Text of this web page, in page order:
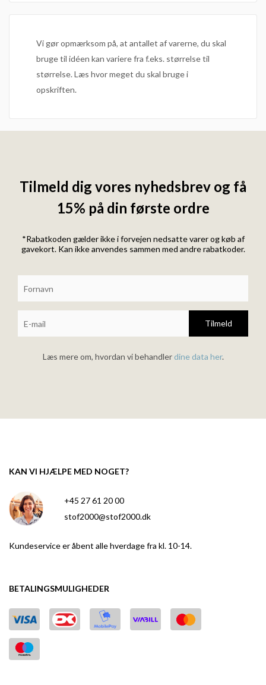
Vi gør opmærksom på, at antallet af varerne, du skal
bruge til idéen kan variere fra f.eks. størrelse til
størrelse. Læs hvor meget du skal bruge i
opskriften.
Tilmeld dig vores nyhedsbrev og få
15% på din første ordre
*Rabatkoden gælder ikke i forvejen nedsatte varer og køb af
gavekort. Kan ikke anvendes sammen med andre rabatkoder.
Tilmeld
Læs mere om, hvordan vi behandlerdine data her.
KAN VI HJÆLPE MED NOGET?
+45 27 61 20 00
stof2000@stof2000.dk
Kundeservice er åbent alle hverdage fra kl. 10-14.
BETALINGSMULIGHEDER